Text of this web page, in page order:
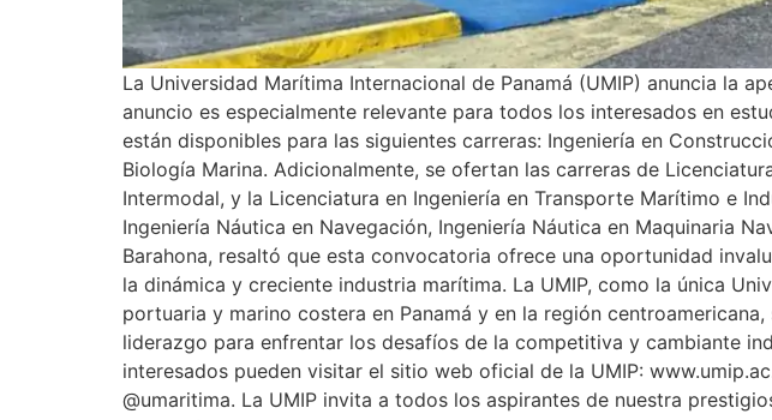
La Universidad Marítima Internacional de Panamá (UMIP) anuncia la
anuncio es especialmente relevante para todos los interesados en
están disponibles para las siguientes carreras: Ingeniería en
Biología Marina. Adicionalmente, se ofertan las carreras de
Intermodal, y la Licenciatura en Ingeniería en Transporte Marítimo e
Ingeniería Náutica en Navegación, Ingeniería Náutica en Maquinaria
Barahona, resaltó que esta convocatoria ofrece una oportunidad
la dinámica y creciente industria marítima. La UMIP, como la única
portuaria y marino costera en Panamá y en la región
liderazgo para enfrentar los desafíos de la competitiva y cambiante
interesados pueden visitar el sitio web oficial de la UMIP:
@umaritima. La UMIP invita a todos los aspirantes de nuestra